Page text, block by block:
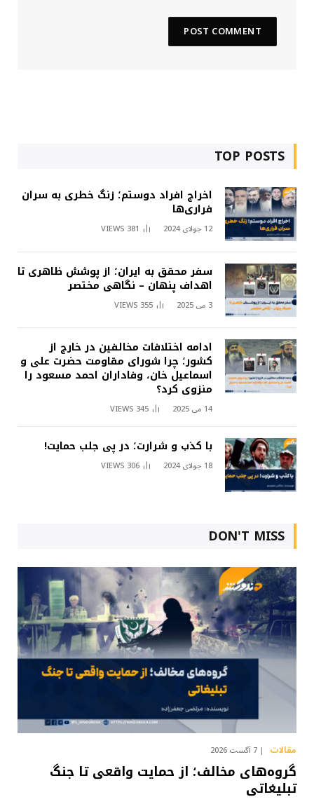
TOP POSTS
اخراج افراد دوستم؛ زنگ خطری به سران
فراری‌ها
12 جولای 2024 381
VIEWS
سفر محقق به ایران؛ از پوشش ظاهری تا
اهداف پنهان – نگاهی مختصر
3 می 2025 355
VIEWS
ادامه اختلافات مخالفین در خارج از
کشور؛ چرا شورای مقاومت حضرت علی و
اسماعیل خان، وفاداران احمد مسعود را
منزوی کرد؟
14 می 2025 345
VIEWS
با کذب و شرارت؛ در پی جلب حمایت!
18 جولای 2024 306
VIEWS
DON'T MISS
مقالات 7 آگست 2026
گروه‌های مخالف؛ از حمایت واقعی تا جنگ
تبلیغاتی